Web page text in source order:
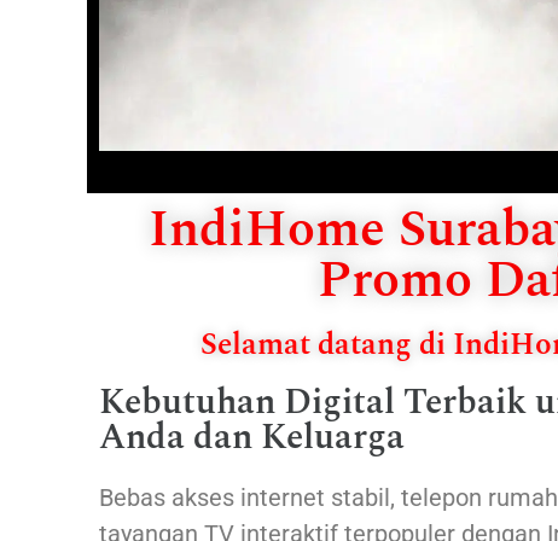
IndiHome
Promo
Selamat datang di
Kebutuhan Digital Terbaik
Anda dan Keluarga
Bebas akses internet stabil, telepon
tayangan TV interaktif terpopuler dengan